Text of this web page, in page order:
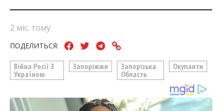
2 міс. тому
ПОДЕЛИТЬСЯ:
Війна Росії З
Україною
Запоріжжя
Запорізька
Область
Окупанти